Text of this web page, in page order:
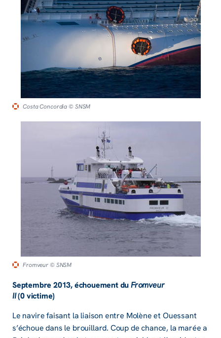
Costa Concordia© SNSM
Fromveur © SNSM
Septembre 2013, échoue­­ment du From­­veur
II(0 victime)
Le navire faisant la liai­­son entre Molène et Oues­­sant
s’échoue dans le brouillard. Coup de chance, la marée a